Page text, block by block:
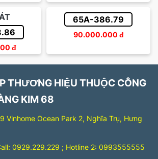
đ
65A-386.79
90.000.000 đ
THƯƠNG HIỆU THUỘC CÔNG
KIM 68
Vinhome Ocean Park 2, Nghĩa Trụ, Hưng
0929.229.229 ; Hotline 2: 0993555555